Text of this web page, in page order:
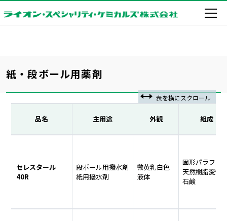
紙・段ボール用薬剤
品名 主用途 外観 組成
セレスタール
40R
段ボール用撥水剤
紙用撥水剤
微黄乳白色
液体
固形パラフィ
天然樹脂変性
石鹸